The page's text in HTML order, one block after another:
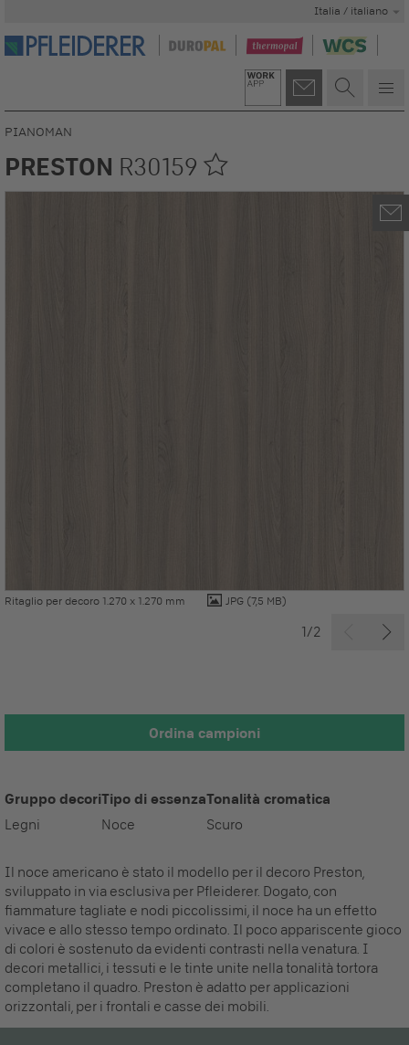
Italia / italiano
Ritaglio per decoro 1.270 x 1.270 mm JPG (7,5 MB)
1/2
PIANOMAN
PRESTON R30159
Ordina campioni
Gruppo decori
Legni
Tipo di essenza
Noce
Tonalità cromatica
Scuro
Il noce americano è stato il modello per il decoro Preston,
sviluppato in via esclusiva per Pfleiderer. Dogato, con
fiammature tagliate e nodi piccolissimi, il noce ha un effetto
vivace e allo stesso tempo ordinato. Il poco appariscente gioco
di colori è sostenuto da evidenti contrasti nella venatura. I
decori metallici, i tessuti e le tinte unite nella tonalità tortora
completano il quadro. Preston è adatto per applicazioni
orizzontali, per i frontali e casse dei mobili.